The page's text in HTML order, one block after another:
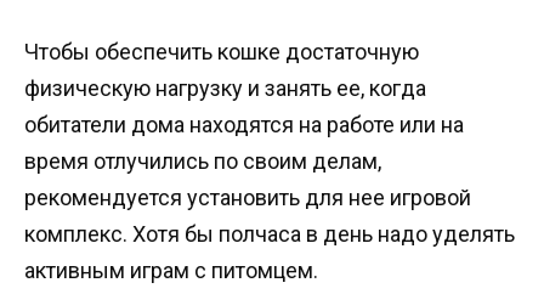
Чтобы обеспечить кошке достаточную
физическую нагрузку и занять ее, когда
обитатели дома находятся на работе или на
время отлучились по своим делам,
рекомендуется установить для нее игровой
комплекс. Хотя бы полчаса в день надо уделять
активным играм с питомцем.